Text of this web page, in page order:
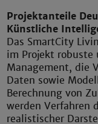
Projektanteile
Künstliche
Das SmartCity
im Projekt robuste
Management, die
Daten sowie
Berechnung von
werden Verfahren
realistischer